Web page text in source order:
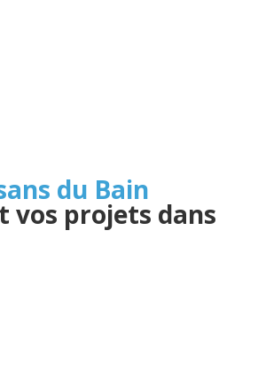
du Bain
vos projets dans